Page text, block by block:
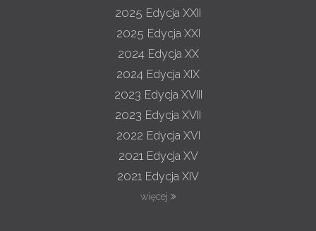
2025 Edycja XXII
2025 Edycja XXI
2024 Edycja XX
2024 Edycja XIX
2023 Edycja XVIII
2023 Edycja XVII
2022 Edycja XVI
2021 Edycja XV
2021 Edycja XIV
więcej